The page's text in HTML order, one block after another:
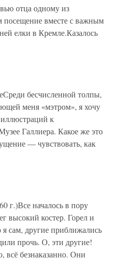
отца одному из
посещение вместе с важным
елки в Кремле.Казалось
бесчисленной толпы,
меня «мэтром», я хочу
к
Галлиера. Какое же это
— чувствовать, как
началось в пору
высокий костер. Горел и
я сам, другие приближались
прочь. О, эти другие!
всё безнаказанно. Они